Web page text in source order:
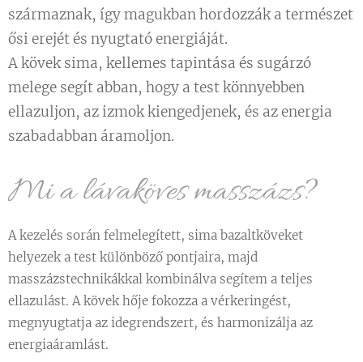
származnak, így magukban hordozzák a természet
ősi erejét és nyugtató energiáját.
A kövek sima, kellemes tapintása és sugárzó
melege segít abban, hogy a test könnyebben
ellazuljon, az izmok kiengedjenek, és az energia
szabadabban áramoljon.
Mi a lávaköves masszázs?
A kezelés során felmelegített, sima bazaltköveket
helyezek a test különböző pontjaira, majd
masszázstechnikákkal kombinálva segítem a teljes
ellazulást. A kövek hője fokozza a vérkeringést,
megnyugtatja az idegrendszert, és harmonizálja az
energiaáramlást.